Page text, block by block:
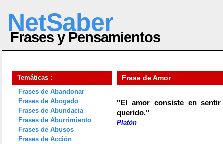
NetSaber
Frases y Pensamientos
Temáticas :
Frases de Abandonar
Frases de Abogado
Frases de Abundacia
Frases de Aburrimiento
Frases de Abusos
Frases de Acción
Frase de Amor
"El amor consiste en
querido."
Platón